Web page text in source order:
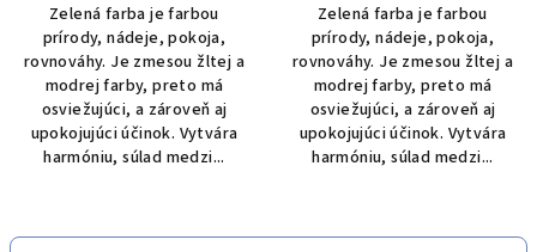
Zelená farba je farbou
prírody, nádeje, pokoja,
rovnováhy. Je zmesou žltej a
modrej farby, preto má
osviežujúci, a zároveň aj
upokojujúci účinok. Vytvára
harmóniu, súlad medzi...
Zelená farba je farbou
prírody, nádeje, pokoja,
rovnováhy. Je zmesou žltej a
modrej farby, preto má
osviežujúci, a zároveň aj
upokojujúci účinok. Vytvára
harmóniu, súlad medzi...